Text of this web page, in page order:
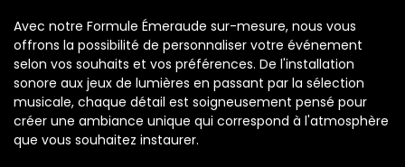
Avec notre Formule Émeraude sur-mesure, nous vous
offrons la possibilité de personnaliser votre événement
selon vos souhaits et vos préférences. De l'installation
sonore aux jeux de lumières en passant par la sélection
musicale, chaque détail est soigneusement pensé pour
créer une ambiance unique qui correspond à l'atmosphère
que vous souhaitez instaurer.